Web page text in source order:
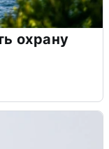
охрану